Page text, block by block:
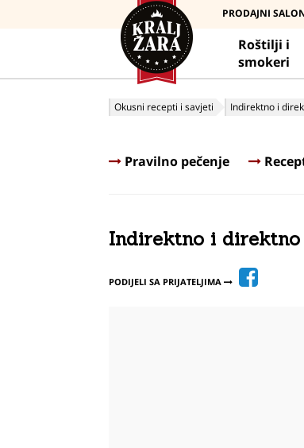
PRODAJNI
Roštilji i
smokeri
Okusni recepti i savjeti Indirektno i
Pravilno pečenje
Indirektno i direktno
PODIJELI SA PRIJATELJIMA